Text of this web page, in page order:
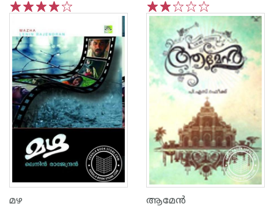
5
4
3
2
1
മഴ ആമേന്‍